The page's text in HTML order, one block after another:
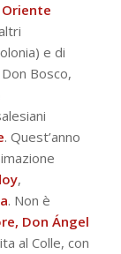
e di
Bosco,
. Quest’anno
,
. Non è
Don Ángel
al Colle, con